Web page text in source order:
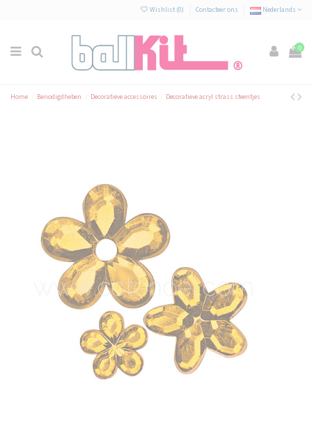
Wishlist (0) Contacteer ons Nederlands
0
Home Benodigdheben Decoratieve accessoires Decoratieve acryl strass steentjes